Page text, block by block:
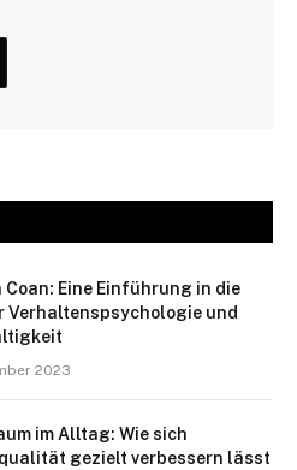
Coan: Eine Einführung in die
Verhaltenspsychologie und
2023
im Alltag: Wie sich
gezielt verbessern lässt